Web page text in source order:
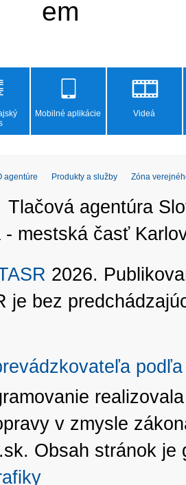
Mobilné aplikácie Videá
agentúre Produkty a služby
Zóna
Tlačová agentúra
- mestská časť
2026.
je bez
v zmysle
Obsah stránok